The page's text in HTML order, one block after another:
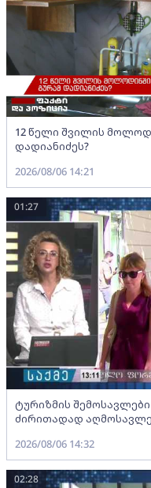
12 წელი შვილის
დადიანიძეს?
2026/08/06 14:21
ტურიზმის
ძირითადად
01:27
2026/08/06 14:32
02:28